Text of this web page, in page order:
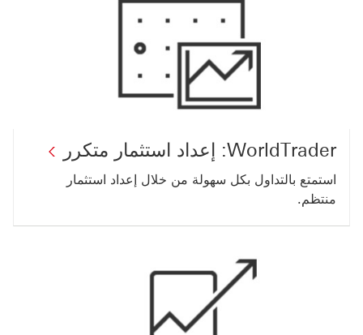
WorldTrader: إعداد استثمار متكرر
استمتع بالتداول بكل سهولة من خلال إعداد استثمار
منتظم.